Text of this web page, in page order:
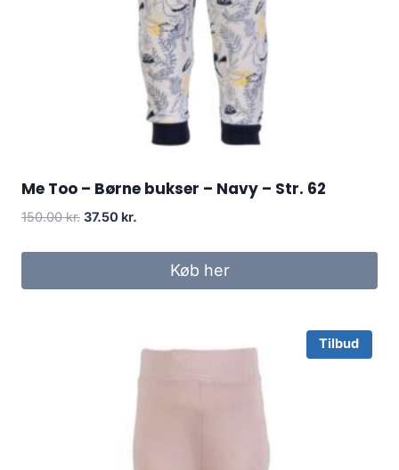
Me Too – Børne bukser – Navy – Str. 62
150.00kr. Original
was:
37.50 kr.
is:
37.50 kr..Køb her
Tilbud